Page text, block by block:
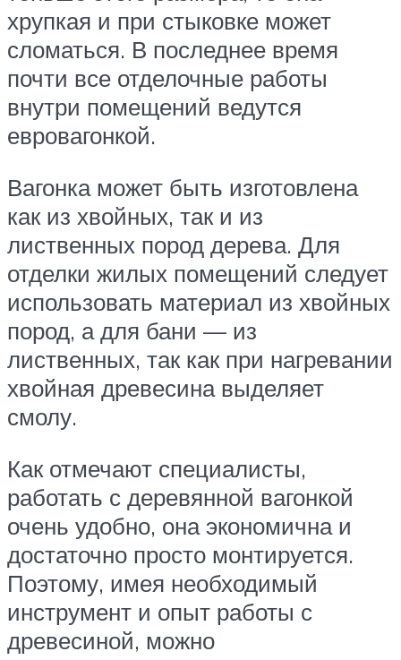
хрупкая и при стыковке может
сломаться. В последнее время
почти все отделочные работы
внутри помещений ведутся
евровагонкой.
Вагонка может быть изготовлена
как из хвойных, так и из
лиственных пород дерева. Для
отделки жилых помещений следует
использовать материал из хвойных
пород, а для бани — из
лиственных, так как при нагревании
хвойная древесина выделяет
смолу.
Как отмечают специалисты,
работать с деревянной вагонкой
очень удобно, она экономична и
достаточно просто монтируется.
Поэтому, имея необходимый
инструмент и опыт работы с
древесиной, можно